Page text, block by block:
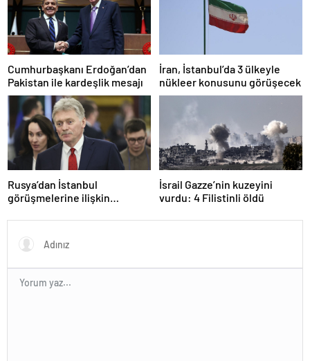
Cumhurbaşkanı Erdoğan’dan
Pakistan ile kardeşlik mesajı
İran, İstanbul’da 3 ülkeyle
nükleer konusunu görüşecek
Rusya’dan İstanbul
görüşmelerine ilişkin
İsrail Gazze’nin kuzeyini
vurdu: 4 Filistinli öldü